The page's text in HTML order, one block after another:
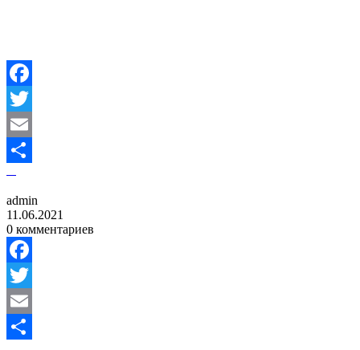
Facebook
Twitter
Email
Отправить
admin
11.06.2021
0 комментариев
Facebook
Twitter
Email